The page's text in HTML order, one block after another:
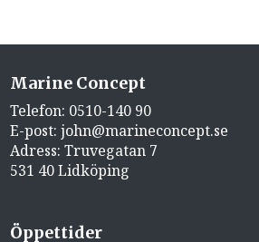
Marine Concept
Telefon: 0510-140 90
E-post:john@marineconcept.se
Adress: Truvegatan 7
531 40 Lidköping
Öppettider